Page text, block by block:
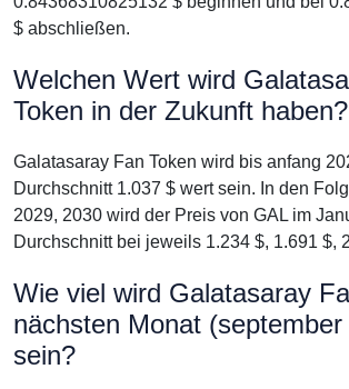
$ abschließen.
Welchen Wert wird
Token in der Zukunft haben?
Galatasaray Fan Token wird bis anfang
Durchschnitt 1.037 $ wert sein. In den
2029, 2030 wird der Preis von GAL im
Durchschnitt bei jeweils 1.234 $, 1.691 $,
Wie viel wird Galatasaray
nächsten Monat
sein?